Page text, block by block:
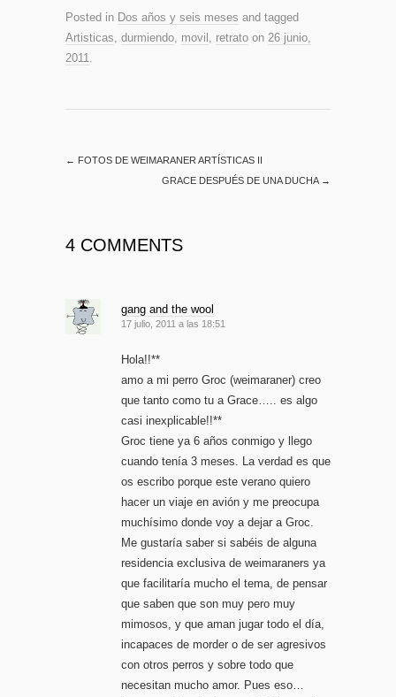
Posted in Dos años y seis meses and tagged
Artisticas durmiendo movil retrato on 26 junio,
2011
← FOTOS DE WEIMARANER ARTÍSTICAS II
GRACE DESPUÉS DE UNA DUCHA →
4 COMMENTS
gang and the wool
17 julio, 2011 a las 18:51
Hola!!**
amo a mi perro Groc (weimaraner) creo
que tanto como tu a Grace….. es algo
casi inexplicable!!**
Groc tiene ya 6 años conmigo y llego
cuando tenía 3 meses. La verdad es que
os escribo porque este verano quiero
hacer un viaje en avión y me preocupa
muchísimo donde voy a dejar a Groc.
Me gustaría saber si sabéis de alguna
residencia exclusiva de weimaraners ya
que facilitaría mucho el tema, de pensar
que saben que son muy pero muy
mimosos, y que aman jugar todo el día,
incapaces de morder o de ser agresivos
con otros perros y sobre todo que
necesitan mucho amor. Pues eso…